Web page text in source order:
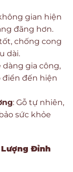
gian hiện
đãng hơn.
chống cong
dài.
dàng gia công,
đến hiện
: Gỗ tự nhiên,
sức khỏe
Lượng Đỉnh